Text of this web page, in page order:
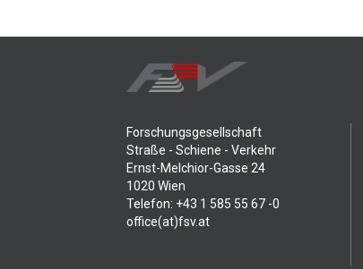
Forschungsgesellschaft
Straße - Schiene - Verkehr
Ernst-Melchior-Gasse 24
1020 Wien
Telefon: +43 1 585 55 67 -0
office(at)fsv.at